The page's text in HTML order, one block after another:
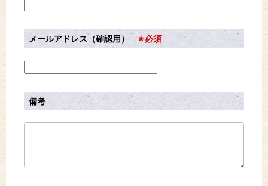
メールアドレス（確認用） ※必須
備考